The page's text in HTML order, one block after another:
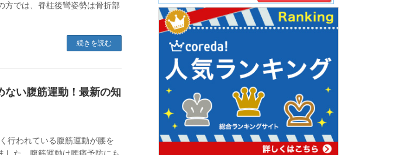
方では、脊柱後彎姿勢は骨折部
続きを読む
ない腹筋運動！最新の知
行われている腹筋運動が腰を